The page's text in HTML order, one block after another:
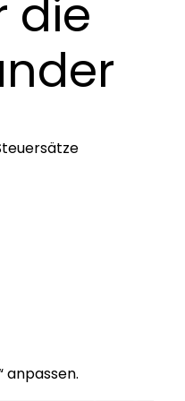
die
anpassen.